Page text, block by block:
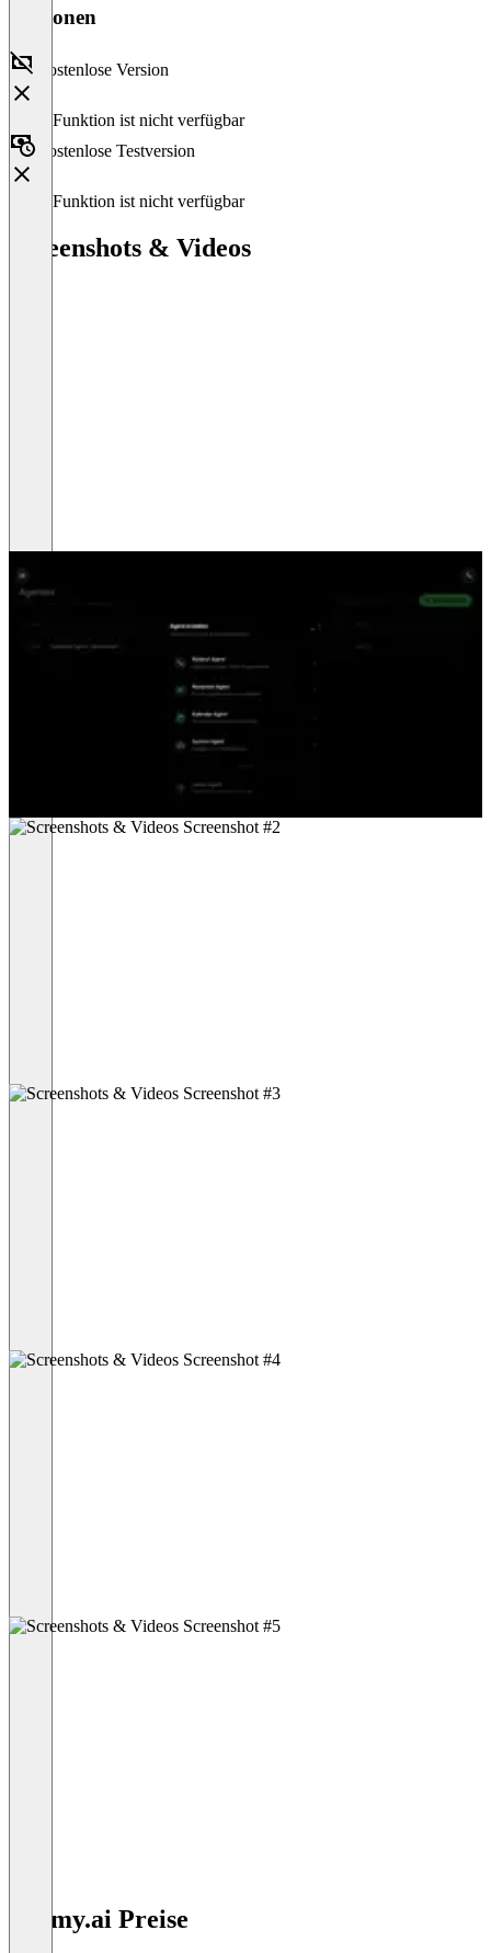
Versionen
Kostenlose Version
Diese Funktion ist nicht verfügbar
Kostenlose Testversion
Diese Funktion ist nicht verfügbar
Screenshots & Videos
bhomy.ai Preise